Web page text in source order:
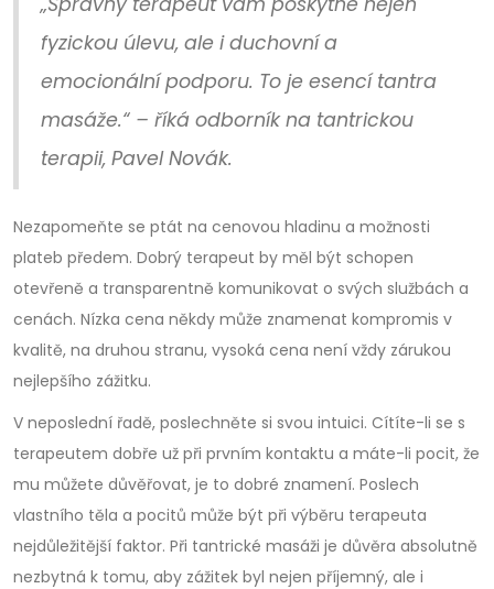
fyzickou úlevu, ale i duchovní a
emocionální podporu. To je esencí tantra
masáže.“ – říká odborník na tantrickou
terapii, Pavel Novák.
Nezapomeňte se ptát na cenovou hladinu a možnosti
plateb předem. Dobrý terapeut by měl být schopen
otevřeně a transparentně komunikovat o svých službách a
cenách. Nízka cena někdy může znamenat kompromis v
kvalitě, na druhou stranu, vysoká cena není vždy zárukou
nejlepšího zážitku.
V neposlední řadě, poslechněte si svou intuici. Cítíte-li se s
terapeutem dobře už při prvním kontaktu a máte-li pocit, že
mu můžete důvěřovat, je to dobré znamení. Poslech
vlastního těla a pocitů může být při výběru terapeuta
nejdůležitější faktor. Při tantrické masáži je důvěra absolutně
nezbytná k tomu, aby zážitek byl nejen příjemný, ale i